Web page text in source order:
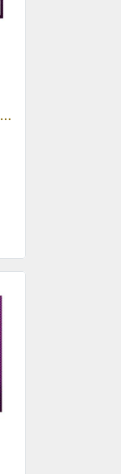
สายกีตาร์โปร่ง 12สาย Elixir 11152